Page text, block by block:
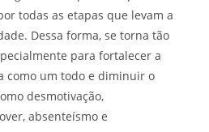
todas as etapas que levam a
Dessa forma, se torna tão
para fortalecer a
como um todo e diminuir o
desmotivação,
absenteísmo e